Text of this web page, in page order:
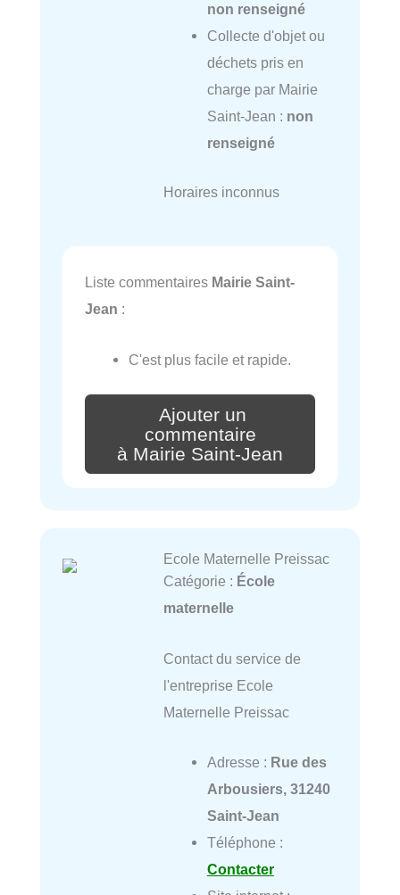
non renseigné
Collecte d'objet ou
déchets pris en
charge par Mairie
Saint-Jean : non
renseigné
Horaires inconnus
Liste commentaires Mairie Saint-
Jean :
C'est plus facile et rapide.
Ajouter un
commentaire
à Mairie Saint-Jean
Ecole Maternelle Preissac
Catégorie : École
maternelle
Contact du service de
l'entreprise Ecole
Maternelle Preissac
Adresse : Rue des
Arbousiers, 31240
Saint-Jean
Téléphone :
Contacter